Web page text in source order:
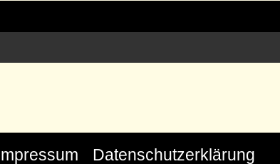
Datenschutzerklärung